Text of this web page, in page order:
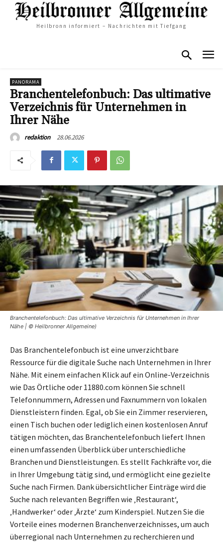
Heilbronn informiert – Nachrichten mit Tiefgang
PANORAMA
Branchentelefonbuch: Das ultimative
Verzeichnis für Unternehmen in
Ihrer Nähe
redaktion 28.06.2026
Branchentelefonbuch: Das ultimative Verzeichnis für Unternehmen in Ihrer
Nähe | © Heilbronner Allgemeine)
Das Branchentelefonbuch ist eine unverzichtbare
Ressource für die digitale Suche nach Unternehmen in Ihrer
Nähe. Mit einem einfachen Klick auf ein Online-Verzeichnis
wie Das Örtliche oder 11880.com können Sie schnell
Telefonnummern, Adressen und Faxnummern von lokalen
Dienstleistern finden. Egal, ob Sie ein Zimmer reservieren,
einen Tisch buchen oder lediglich einen kostenlosen Anruf
tätigen möchten, das Branchentelefonbuch liefert Ihnen
einen umfassenden Überblick über unterschiedliche
Branchen und Dienstleistungen. Es stellt Fachkräfte vor, die
in Ihrer Umgebung tätig sind, und ermöglicht eine gezielte
Suche nach Firmen. Dank übersichtlicher Einträge wird die
Suche nach relevanten Begriffen wie ‚Restaurant‘,
‚Handwerker‘ oder ‚Ärzte‘ zum Kinderspiel. Nutzen Sie die
Vorteile eines modernen Branchenverzeichnisses, um auch
überregional nach Unternehmen zu recherchieren und